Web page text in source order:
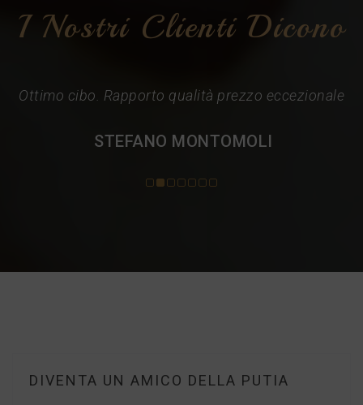
I Nostri Clienti Dicono
Ottimo cibo. Rapporto qualità prezzo eccezionale
STEFANO MONTOMOLI
DIVENTA UN AMICO DELLA PUTIA